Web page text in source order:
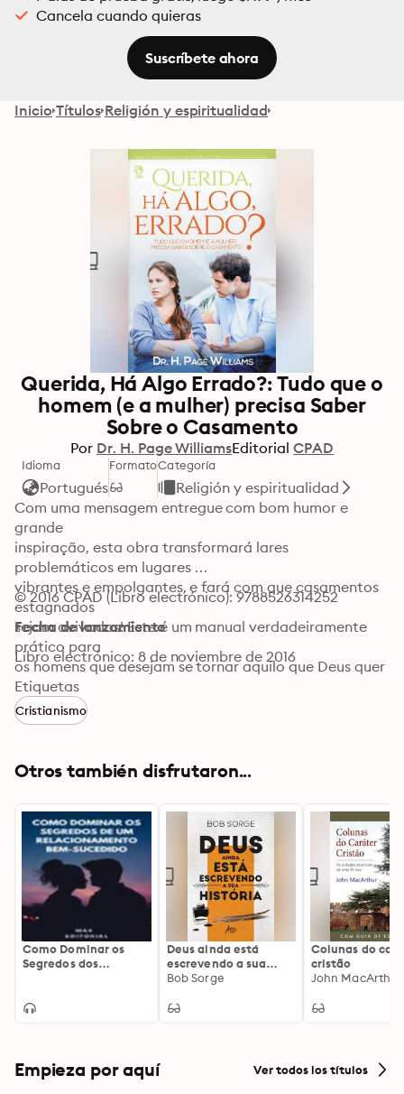
Cancela cuando quieras
Suscríbete ahora
Inicio Títulos Religión y espiritualidad
Querida, Há Algo Errado?: Tudo que o
homem (e a mulher) precisa Saber
Sobre o Casamento
Por Dr. H. Page WilliamsEditorial CPAD
Idioma
Portugués
FormatoCategoría
Religión y espiritualidad
Com uma mensagem entregue com bom humor e
grande
inspiração, esta obra transformará lares
problemáticos em lugares
vibrantes e empolgantes, e fará com que casamentos
estagnados
sejam avivados! Este é um manual verdadeiramente
prático para
os homens que desejam se tornar aquilo que Deus quer
que eles
sejam.
Um produto CPAD.
© 2016 CPAD (Libro electrónico): 9788526314252
Fecha de lanzamiento
Libro electrónico: 8 de noviembre de 2016
Etiquetas
Cristianismo
Otros también disfrutaron...
Como Dominar os
Segredos dos
Deus ainda está
escrevendo a sua
história
Bob Sorge
Colunas do
cristão
John MacArthur
Empieza por aquí Ver todos los títulos